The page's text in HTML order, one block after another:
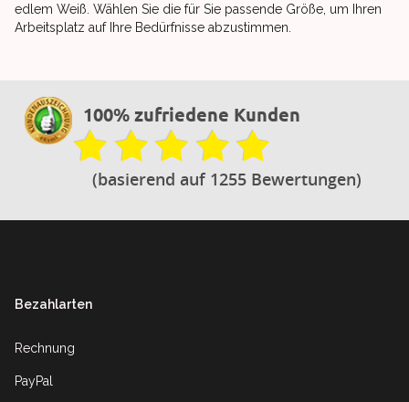
edlem Weiß. Wählen Sie die für Sie passende Größe, um Ihren
Arbeitsplatz auf Ihre Bedürfnisse abzustimmen.
100% zufriedene Kunden
(basierend auf 1255 Bewertungen)
Bezahlarten
Rechnung
PayPal